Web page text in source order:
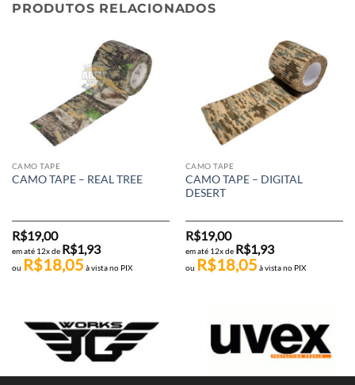
PRODUTOS RELACIONADOS
CAMO TAPE
CAMO TAPE – REAL TREE
R$19,00
em até 12x de R$1,93
ou R$18,05 à vista no PIX
CAMO TAPE
CAMO TAPE – DIGITAL
DESERT
R$19,00
em até 12x de R$1,93
ou R$18,05 à vista no PIX